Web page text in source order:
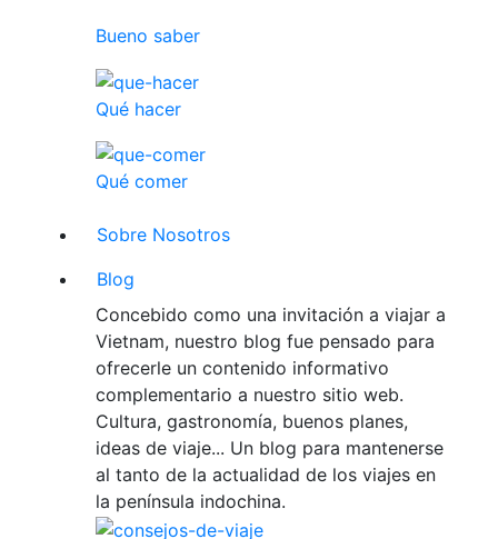
Bueno saber
Qué hacer
Qué comer
Sobre Nosotros
Blog
Concebido como una invitación a viajar a
Vietnam, nuestro blog fue pensado para
ofrecerle un contenido informativo
complementario a nuestro sitio web.
Cultura, gastronomía, buenos planes,
ideas de viaje... Un blog para mantenerse
al tanto de la actualidad de los viajes en
la península indochina.